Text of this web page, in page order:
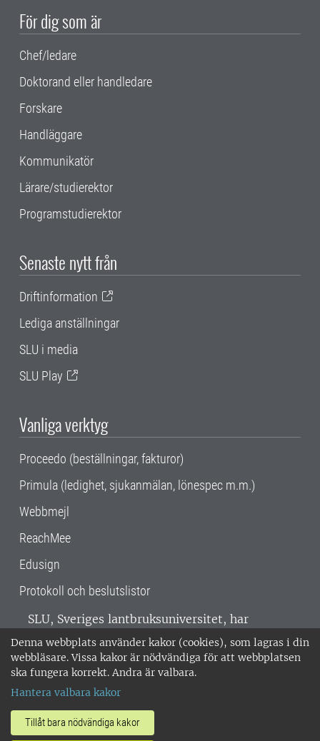
Denna webbplats använder kakor (cookies), som lagras i din
webbläsare. Vissa kakor är nödvändiga för att webbplatsen
ska fungera korrekt. Andra är valbara.
Hantera valbara kakor
Tillåt bara nödvändiga kakor
För dig som är
Chef/ledare
Doktorand eller handledare
Forskare
Handläggare
Kommunikatör
Lärare/studierektor
Programstudierektor
Senaste nytt från
Driftinformation
Lediga anställningar
SLU i media
SLU Play
Vanliga verktyg
Proceedo (beställningar, fakturor)
Primula (ledighet, sjukanmälan, lönespec m.m.)
Webbmejl
ReachMee
Edusign
Protokoll och beslutslistor
SLU, Sveriges lantbruksuniversitet, har
verksamhet över hela Sverige. Huvudorter är
Alnarp, Uppsala och Umeå.SLU är
miljöcertifierat enligt ISO 14001. •
018-67 10 00 • Org nr: 202100-2817 •
Om SLU:s webbplatser